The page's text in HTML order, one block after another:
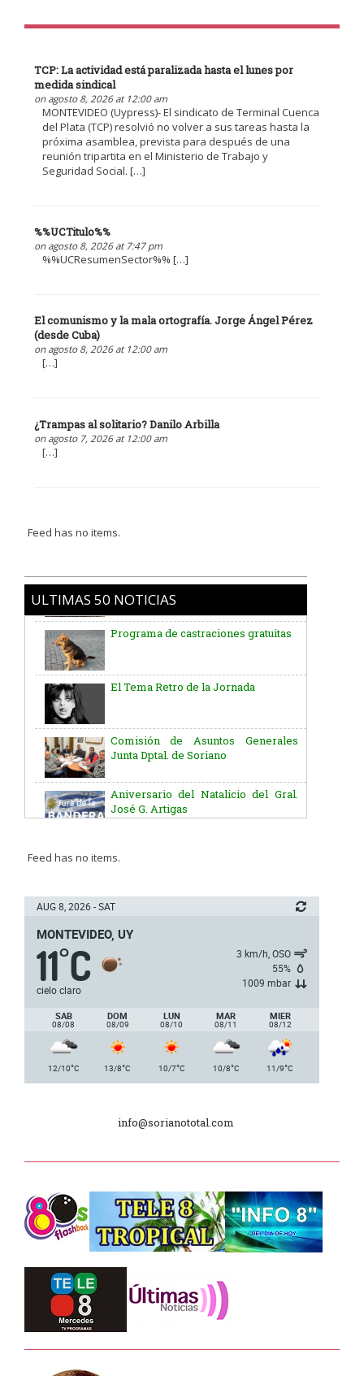
TCP: La actividad está paralizada hasta el lunes por
medida sindical
on agosto 8, 2026 at 12:00 am
MONTEVIDEO (Uypress)- El sindicato de Terminal Cuenca
del Plata (TCP) resolvió no volver a sus tareas hasta la
próxima asamblea, prevista para después de una
reunión tripartita en el Ministerio de Trabajo y
Seguridad Social. […]
%%UCTitulo%%
on agosto 8, 2026 at 7:47 pm
%%UCResumenSector%% […]
El comunismo y la mala ortografía. Jorge Ángel Pérez
(desde Cuba)
on agosto 8, 2026 at 12:00 am
[…]
¿Trampas al solitario? Danilo Arbilla
on agosto 7, 2026 at 12:00 am
[…]
Feed has no items.
ULTIMAS 50 NOTICIAS
Programa de castraciones gratuitas
El Tema Retro de la Jornada
Comisión de Asuntos Generales
Junta Dptal. de Soriano
Aniversario del Natalicio del Gral.
José G. Artigas
Junta Dptal. de Soriano
5ª y 6ª fecha de los campeonatos
nacionales de AUVO
Plan de Regularización de Adeudos
2025
Dpto. de Higiene de la Intendencia.
Tele 8 Tropical – bloque 01
Tele 8 Tropical – bloque 02
Feed has no items.
AUG 8, 2026 - SAT
MONTEVIDEO, UY
11°C
cielo claro
3 km/h, OSO
55%
1009 mbar
SAB
08/08
DOM
08/09
LUN
08/10
MAR
08/11
MIER
08/12
12/10°C 13/8°C 10/7°C 10/8°C 11/9°C
info@sorianototal.com